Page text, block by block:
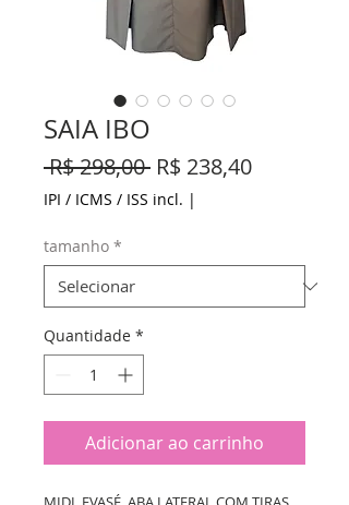
SAIA IBO
R$ 298,00 Preço
normal
R$ 238,40Preço
IPI / ICMS / ISS incl. |
tamanho *
Quantidade *
Adicionar ao carrinho